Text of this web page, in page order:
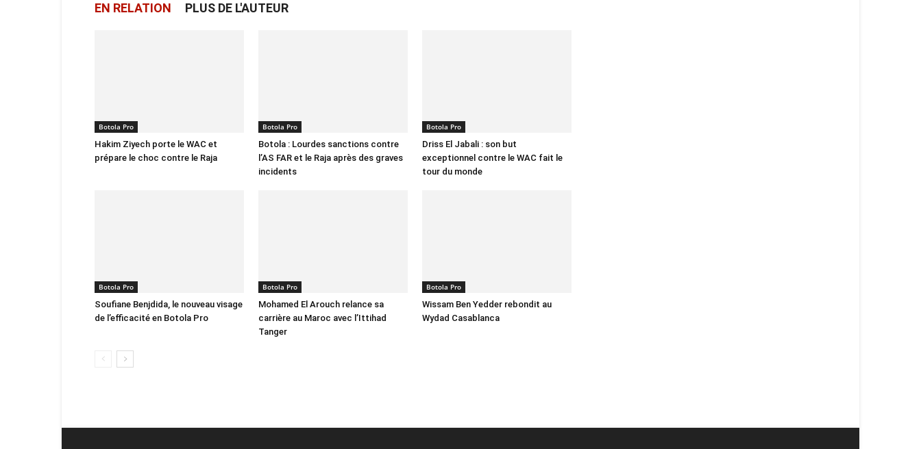
EN RELATION PLUS DE L'AUTEUR
Botola Pro
Hakim Ziyech porte le WAC et
prépare le choc contre le Raja
Botola Pro
Botola : Lourdes sanctions contre
l’AS FAR et le Raja après des graves
incidents
Botola Pro
Driss El Jabali : son but
exceptionnel contre le WAC fait le
tour du monde
Botola Pro
Soufiane Benjdida, le nouveau visage
de l’efficacité en Botola Pro
Botola Pro
Mohamed El Arouch relance sa
carrière au Maroc avec l’Ittihad
Tanger
Botola Pro
Wissam Ben Yedder rebondit au
Wydad Casablanca